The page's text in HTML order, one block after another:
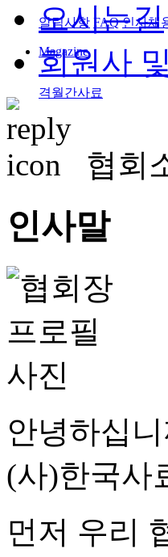
알림사항 FAQ 인사채
Magazine
격월간사료
오시는길
회원사
협회
인사말
안녕하십니
(사)한국사
먼저 우리